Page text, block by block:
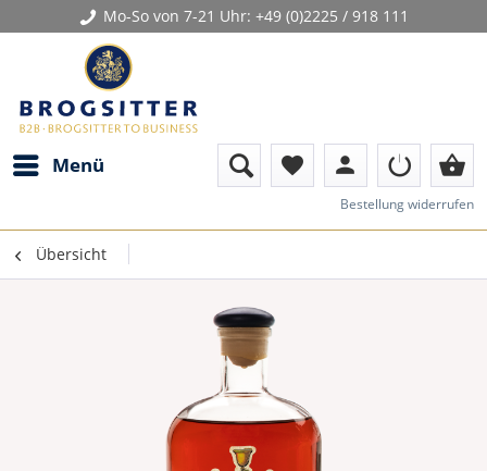
Mo-So von 7-21 Uhr: +49 (0)2225 / 918 111
Menü favorite person shopping_basket
Bestellung widerrufen
Übersicht